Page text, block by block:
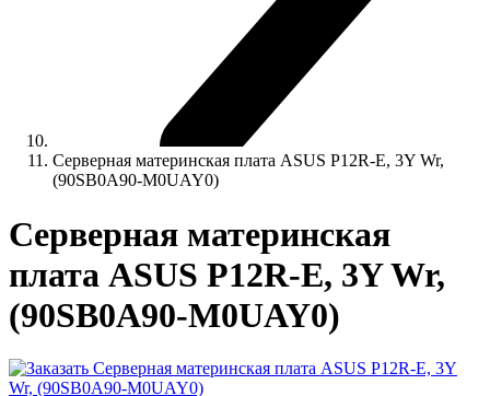
Серверная материнская плата ASUS P12R-E, 3Y Wr,
(90SB0A90-M0UAY0)
Серверная материнская
плата ASUS P12R-E, 3Y Wr,
(90SB0A90-M0UAY0)